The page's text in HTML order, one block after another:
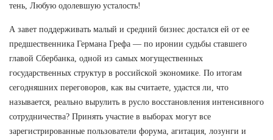
тень, Любую одолевшую усталость!
А завет поддерживать малый и средний бизнес достался ей от ее
предшественника Германа Грефа — по иронии судьбы ставшего
главой Сбербанка, одной из самых могущественных
государственных структур в российской экономике. По итогам
сегодняшних переговоров, как вы считаете, удастся ли, что
называется, реально вырулить в русло восстановления интенсивного
сотрудничества? Принять участие в выборах могут все
зарегистрированные пользователи форума, агитация, лозунги и